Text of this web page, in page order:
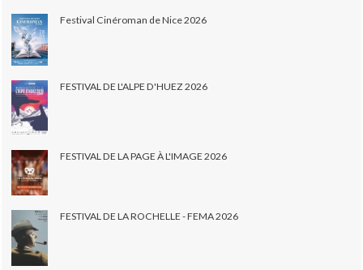
Festival Cinéroman de Nice 2026
FESTIVAL DE L'ALPE D'HUEZ 2026
FESTIVAL DE LA PAGE À L'IMAGE 2026
FESTIVAL DE LA ROCHELLE - FEMA 2026